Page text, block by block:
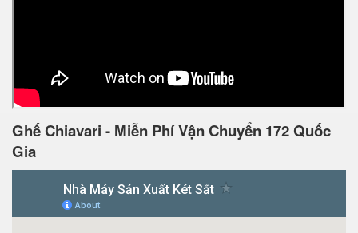
Ghế Chiavari - Miễn Phí Vận Chuyển 172 Quốc
Gia